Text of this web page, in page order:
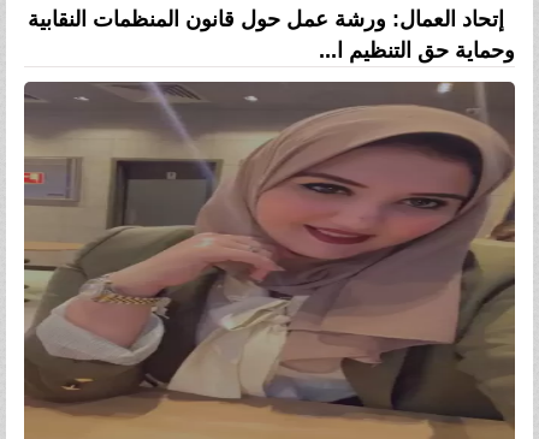
إتحاد العمال: ورشة عمل حول قانون المنظمات النقابية
وحماية حق التنظيم ا...